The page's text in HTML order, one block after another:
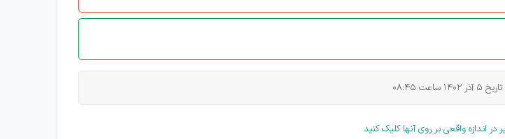
ساعت 08:45
اندازه واقعی بر روی آنها کلیک کنید